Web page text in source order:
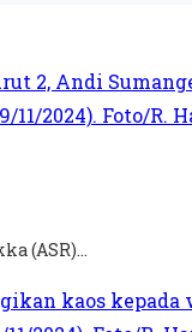
(ASR)...